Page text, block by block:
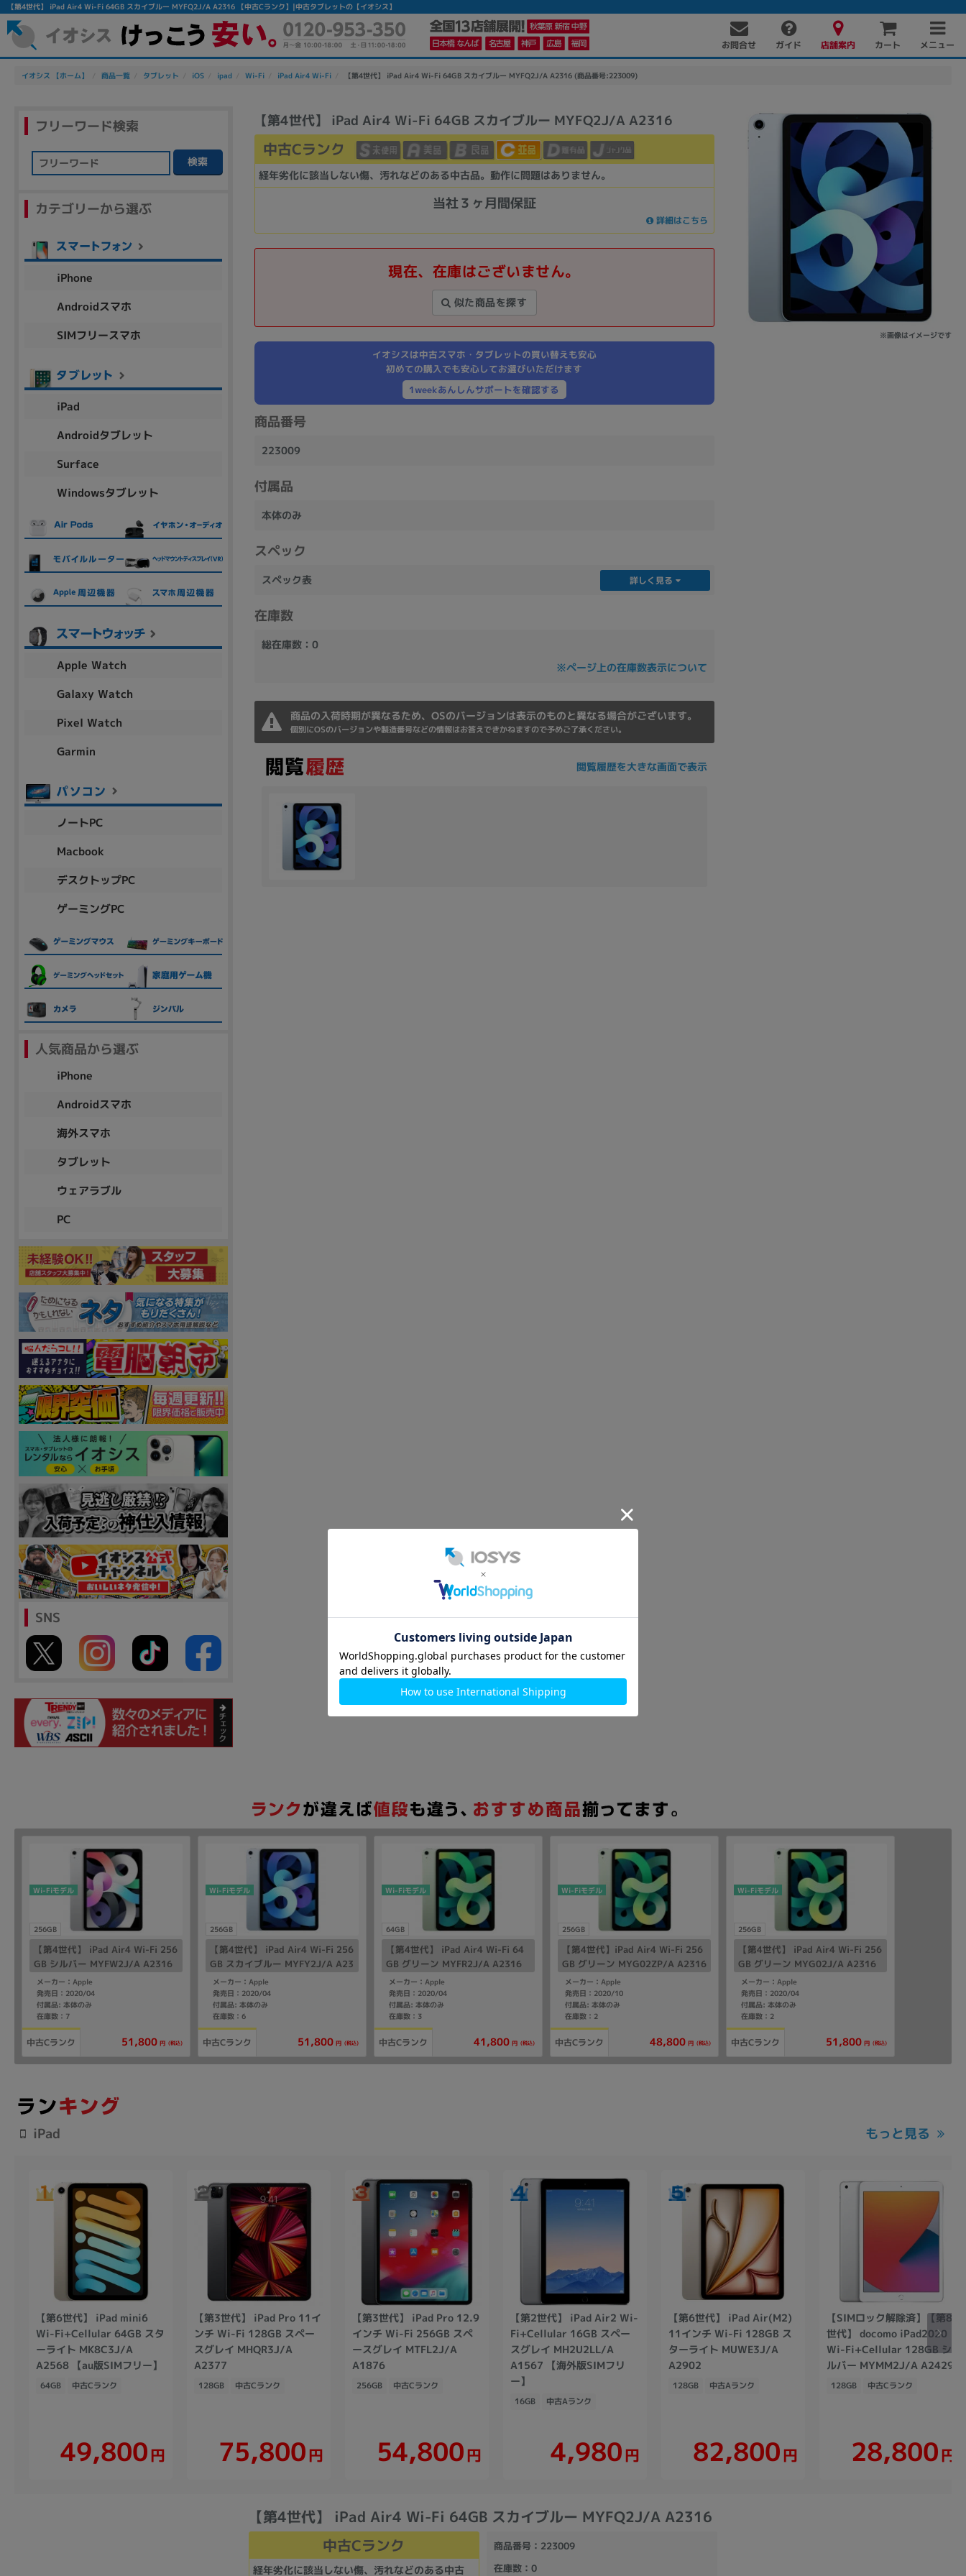
【第4世代】 iPad Air4 Wi-Fi 64GB スカイブルー MYFQ2J/A A2316 【中古Cランク】|中古タブレットの【イオシス】
お問合せ ガイド 店舗案内 カート メニュー
イオシス 【ホーム】 商品一覧 タブレット iOS ipad Wi-Fi iPad Air4 Wi-Fi 【第4世代】 iPad Air4 Wi-Fi 64GB スカイブルー MYFQ2J/A A2316 (商品番号:223009)
【第4世代】 iPad Air4 Wi-Fi 64GB スカイブルー MYFQ2J/A A2316
※画像はイメージです
中古Cランク
経年劣化に該当しない傷、汚れなどのある中古品。動作に問題はありません。
当社３ヶ月間保証
詳細はこちら
現在、在庫はございません。
似た商品を探す
イオシスは中古スマホ・タブレットの買い替えも安心
初めての購入でも安心してお選びいただけます
1weekあんしんサポートを確認する
商品番号
223009
付属品
本体のみ
スペック
スペック表 詳しく見る
在庫数
総在庫数：0
※ページ上の在庫数表示について
商品の入荷時期が異なるため、OSのバージョンは表示のものと異なる場合がございます。
個別にOSのバージョンや製造番号などの情報はお答えできかねますので予めご了承ください。
閲覧履歴を大きな画面で表示
フリーワード検索
検索
カテゴリーから選ぶ
iPhone
Androidスマホ
SIMフリースマホ
iPad
Androidタブレット
Surface
Windowsタブレット
Apple Watch
Galaxy Watch
Pixel Watch
Garmin
ノートPC
Macbook
デスクトップPC
ゲーミングPC
人気商品から選ぶ
iPhone
Androidスマホ
海外スマホ
タブレット
ウェアラブル
PC
SNS
256GB
Wi-Fiモデル
【第4世代】 iPad Air4 Wi-Fi 256
GB シルバー MYFW2J/A A2316
メーカー：Apple
発売日：2020/04
付属品: 本体のみ
在庫数：7
中古Cランク 51,800 円 (税込)
256GB
Wi-Fiモデル
【第4世代】 iPad Air4 Wi-Fi 256
GB スカイブルー MYFY2J/A A23
16
メーカー：Apple
発売日：2020/04
付属品: 本体のみ
在庫数：6
中古Cランク 51,800 円 (税込)
64GB
Wi-Fiモデル
【第4世代】 iPad Air4 Wi-Fi 64
GB グリーン MYFR2J/A A2316
メーカー：Apple
発売日：2020/04
付属品: 本体のみ
在庫数：3
中古Cランク 41,800 円 (税込)
256GB
Wi-Fiモデル
【第4世代】iPad Air4 Wi-Fi 256
GB グリーン MYG02ZP/A A2316
【海外版Wi-Fi】
メーカー：Apple
発売日：2020/10
付属品: 本体のみ
在庫数：2
中古Cランク 48,800 円 (税込)
256GB
Wi-Fiモデル
【第4世代】 iPad Air4 Wi-Fi 256
GB グリーン MYG02J/A A2316
メーカー：Apple
発売日：2020/04
付属品: 本体のみ
在庫数：2
中古Cランク 51,800 円 (税込)
iPad もっと見る
【第6世代】 iPad mini6
Wi-Fi+Cellular 64GB スタ
ーライト MK8C3J/A
A2568 【au版SIMフリー】
64GB 中古Cランク
49,800円
【第3世代】 iPad Pro 11イ
ンチ Wi-Fi 128GB スペー
スグレイ MHQR3J/A
A2377
128GB 中古Cランク
75,800円
【第3世代】 iPad Pro 12.9
インチ Wi-Fi 256GB スペ
ースグレイ MTFL2J/A
A1876
256GB 中古Cランク
54,800円
【第2世代】 iPad Air2 Wi-
Fi+Cellular 16GB スペー
スグレイ MH2U2LL/A
A1567 【海外版SIMフリ
ー】
16GB 中古Aランク
4,980円
【第6世代】 iPad Air(M2)
11インチ Wi-Fi 128GB ス
ターライト MUWE3J/A
A2902
128GB 中古Aランク
82,800円
【SIMロック解除済】【第8
世代】 docomo iPad2020
Wi-Fi+Cellular 128GB シ
ルバー MYMM2J/A A2429
128GB 中古Cランク
28,800円
【第4世代】 iPad Air4 Wi-Fi 64GB スカイブルー MYFQ2J/A A2316
中古Cランク
経年劣化に該当しない傷、汚れなどのある中古
商品番号：223009
在庫数：0
かんたんパソコン検索に切り替える
除外ワード
人気の検索ワード：Let's note EliteBook
カテゴリー
商品ジャンルの絞り込み
PC周辺機器 ソフト
商品シリーズ名・ブランド名の絞り込み。
aspire Inspiron
メーカー
Apple SONY TOSHIBA
Asus HP
商品の搭載機能による絞り込み
Webカメラ内蔵
ランク
商品状態の絞り込み
新品/未使用 中古 新品
MacOS ChromeOS
メモリ
容量
~
円 ～
各項目のチェックボックスは「or検索」となります。